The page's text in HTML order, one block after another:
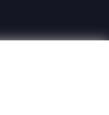
and/or its